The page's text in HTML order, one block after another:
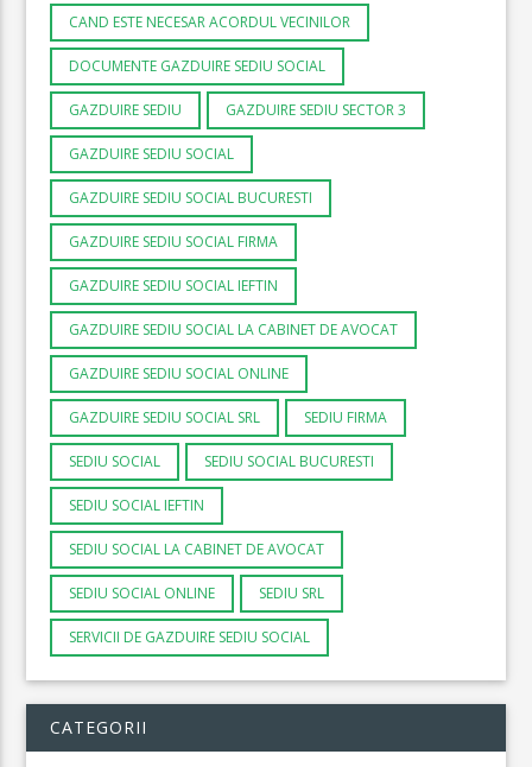
CAND ESTE NECESAR ACORDUL VECINILOR
DOCUMENTE GAZDUIRE SEDIU SOCIAL
GAZDUIRE SEDIU GAZDUIRE SEDIU SECTOR 3
GAZDUIRE SEDIU SOCIAL
GAZDUIRE SEDIU SOCIAL BUCURESTI
GAZDUIRE SEDIU SOCIAL FIRMA
GAZDUIRE SEDIU SOCIAL IEFTIN
GAZDUIRE SEDIU SOCIAL LA CABINET DE AVOCAT
GAZDUIRE SEDIU SOCIAL ONLINE
GAZDUIRE SEDIU SOCIAL SRL SEDIU FIRMA
SEDIU SOCIAL SEDIU SOCIAL BUCURESTI
SEDIU SOCIAL IEFTIN
SEDIU SOCIAL LA CABINET DE AVOCAT
SEDIU SOCIAL ONLINE SEDIU SRL
SERVICII DE GAZDUIRE SEDIU SOCIAL
CATEGORII